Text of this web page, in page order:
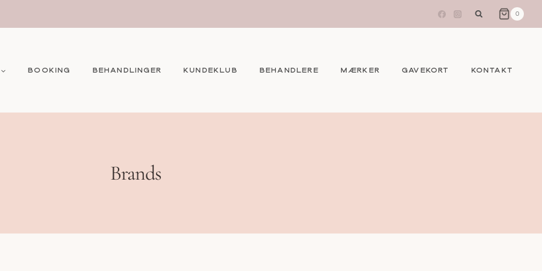
0
BOOKING BEHANDLINGER KUNDEKLUB BEHANDLERE MÆRKER GAVEKORT KONTAKT
Brands